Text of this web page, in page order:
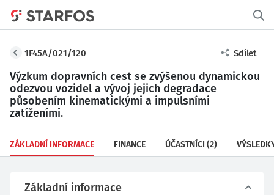
1F45A/021/120 Sdílet
Výzkum dopravních cest se zvýšenou dynamickou
odezvou vozidel a vývoj jejich degradace
působením kinematickými a impulsními
zatíženími.
ZÁKLADNÍ INFORMACE FINANCE ÚČASTNÍCI (2)
Základní informace